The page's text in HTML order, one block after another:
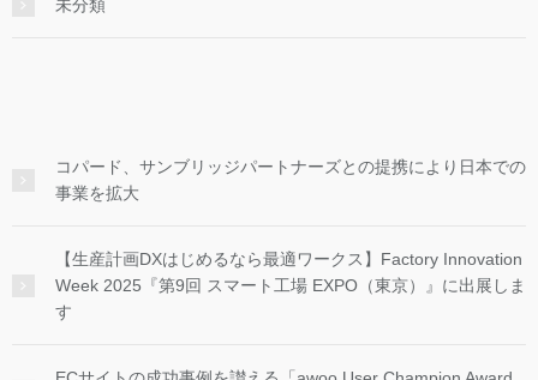
未分類
コパード、サンブリッジパートナーズとの提携により日本での
事業を拡大
【生産計画DXはじめるなら最適ワークス】Factory Innovation
Week 2025『第9回 スマート工場 EXPO（東京）』に出展しま
す